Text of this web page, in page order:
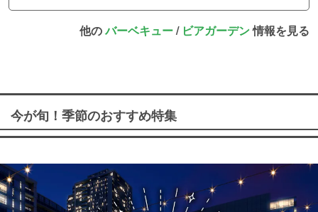
他のバーベキュー/ ビアガーデン情報を見る
今が旬！季節のおすすめ特集